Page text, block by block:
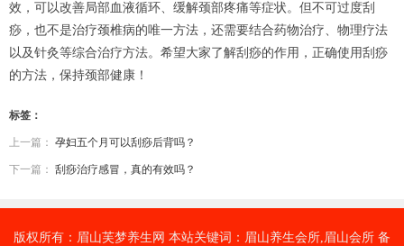
效，可以改善局部血液循环、缓解颈部疼痛等症状。但不可过度刮
痧，也不是治疗颈椎病的唯一方法，还需要结合药物治疗、物理疗法
以及针灸等综合治疗方法。希望大家了解刮痧的作用，正确使用刮痧
的方法，保持颈部健康！
标签：
上一篇： 孕妇五个月可以刮痧后背吗？
下一篇： 刮痧治疗感冒，真的有效吗？
版权所有：眉山芙梦养生网 本站关键词：眉山养生会所,眉山会所 备